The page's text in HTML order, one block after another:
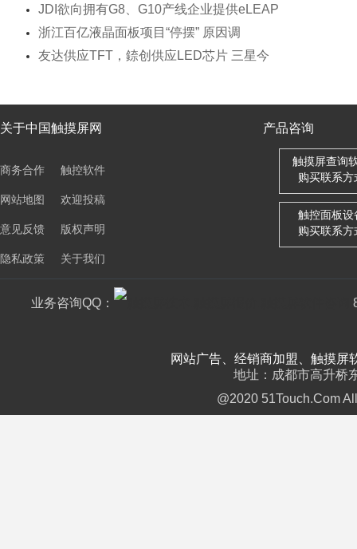
JDI欲向拥有G8、G10产线企业提供eLEAP
浙江百亿液晶面板项目“停摆” 原因调
友达供应TFT，錼创供应LED芯片 三星今
关于中国触摸屏网
商务合作
网站地图
意见反馈
隐私政策
触控软件
欢迎投稿
版权声明
关于我们
产品咨询
触摸屏查询
购买联系方
触控面板设
购买联系方
业务咨询QQ：
网站广告、经销商加盟、触摸屏
地址：成都市高升桥
@2020 51Touch.Com